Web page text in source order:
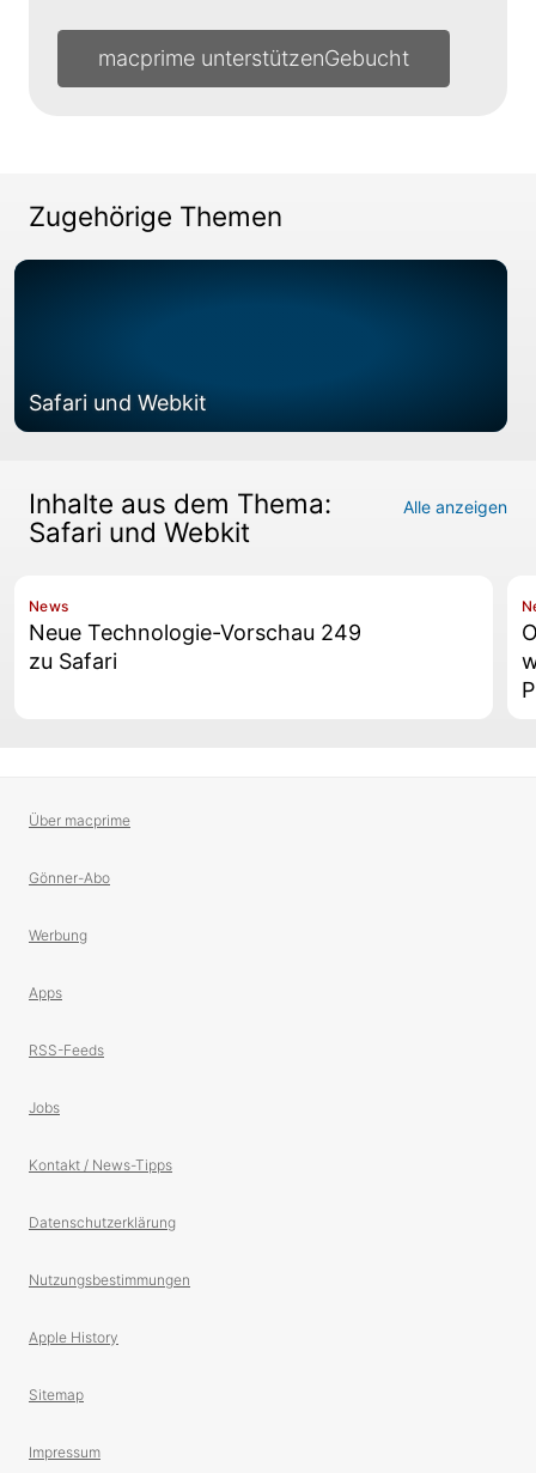
macprime unterstützen
Zugehörige Themen
Safari und Webkit
Inhalte aus dem Thema:
Safari und Webkit
Alle anzeigen
News
Neue Technologie-Vorschau 249
zu Safari
Über macprime
Gönner-Abo
Werbung
Apps
RSS-Feeds
Jobs
Kontakt / News-Tipps
Datenschutzerklärung
Nutzungsbestimmungen
Apple History
Sitemap
Impressum